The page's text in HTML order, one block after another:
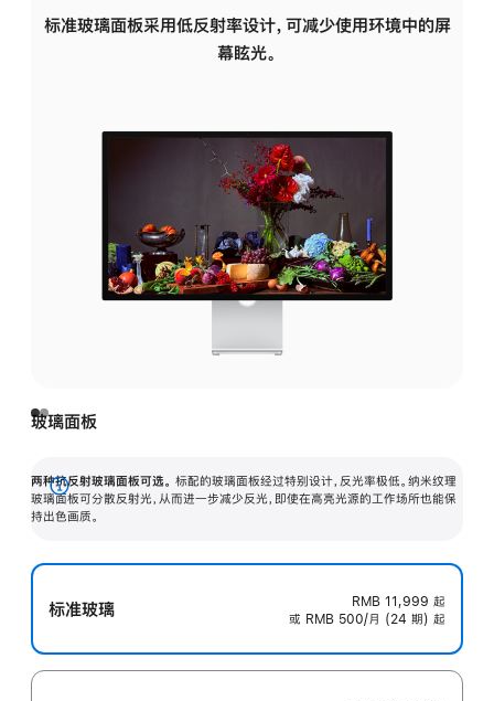
标准玻璃面板采用低反射率设计，可减少使用环境中的屏
幕眩光。
玻璃面板
两种抗反射玻璃面板可选。 标配的玻璃面板经过特别设计，反光率极低。纳米纹理
玻璃面板可分散反射光，从而进一步减少反光，即使在高亮光源的工作场所也能保
持出色画质。
展
开
标准玻璃 RMB 11,999 起
或 RMB 500/月 (24 期) 起